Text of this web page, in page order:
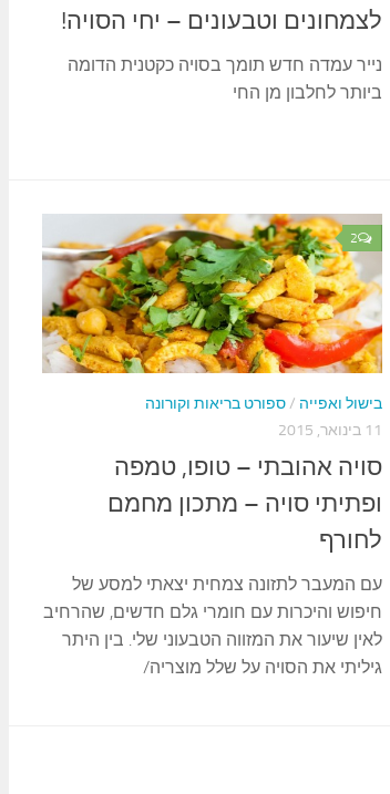
לצמחונים וטבעונים – יחי הסויה!
נייר עמדה חדש תומך בסויה כקטנית הדומה
ביותר לחלבון מן החי
2
בישול ואפייה /ספורט בריאות וקורונה
11 בינואר, 2015
סויה אהובתי – טופו, טמפה
ופתיתי סויה – מתכון מחמם
לחורף
עם המעבר לתזונה צמחית יצאתי למסע של
חיפוש והיכרות עם חומרי גלם חדשים, שהרחיב
לאין שיעור את המזווה הטבעוני שלי. בין היתר
גיליתי את הסויה על שלל מוצריה/